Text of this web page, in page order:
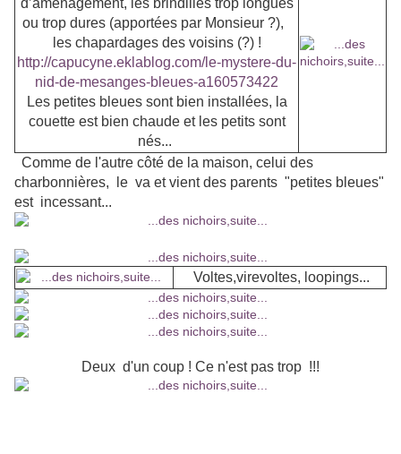
d’aménagement, les brindilles trop longues
ou trop dures (apportées par Monsieur ?),
les chapardages des voisins (?) !
http://capucyne.eklablog.com/le-mystere-du-
nid-de-mesanges-bleues-a160573422
Les petites bleues sont bien installées, la
couette est bien chaude et les petits sont
nés...
Comme de l'autre côté de la maison, celui des
charbonnières, le va et vient des parents "petites bleues"
est incessant...
Voltes,virevoltes, loopings...
Deux d'un coup ! Ce n'est pas trop !!!